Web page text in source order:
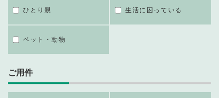
ひとり親 生活に困っている
ペット・動物
ご用件